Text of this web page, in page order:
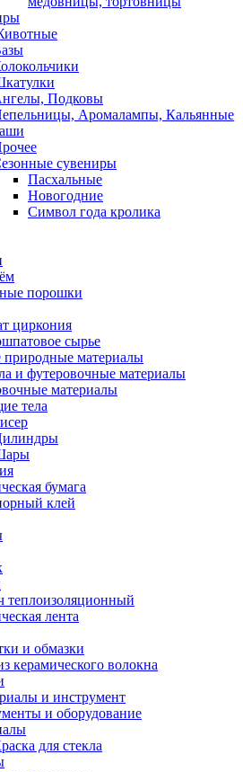
Подковы
Аромалампы, Кальянные
сувениры
Пасхальные
Новогодние
Символ года кролика
порошки
циркония
сырье
природные материалы
и футеровочные материалы
материалы
тела
бумага
клей
теплоизоляционный
лента
и обмазки
керамического волокна
и инструмент
и оборудование
для стекла